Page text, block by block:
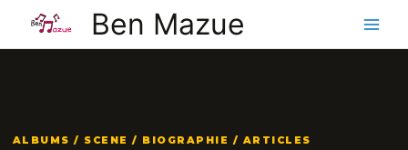
contenu
Ben Mazue
ALBUMS / SCENE / BIOGRAPHIE / ARTICLES